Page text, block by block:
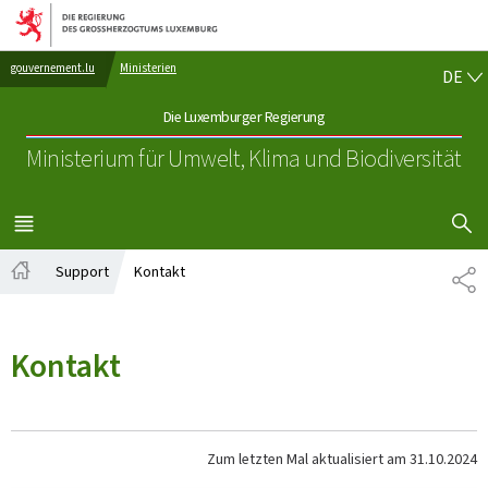
Zur Hauptnavigation
Zum Inhalt
gouvernement.lu Ministerien
Die Luxemburger Regierung
Ministerium für Umwelt, Klima und Biodiversität
DE
MENÜ
HAUPT-
Support Kontakt
Kontakt
Zum letzten Mal aktualisiert am 31.10.2024